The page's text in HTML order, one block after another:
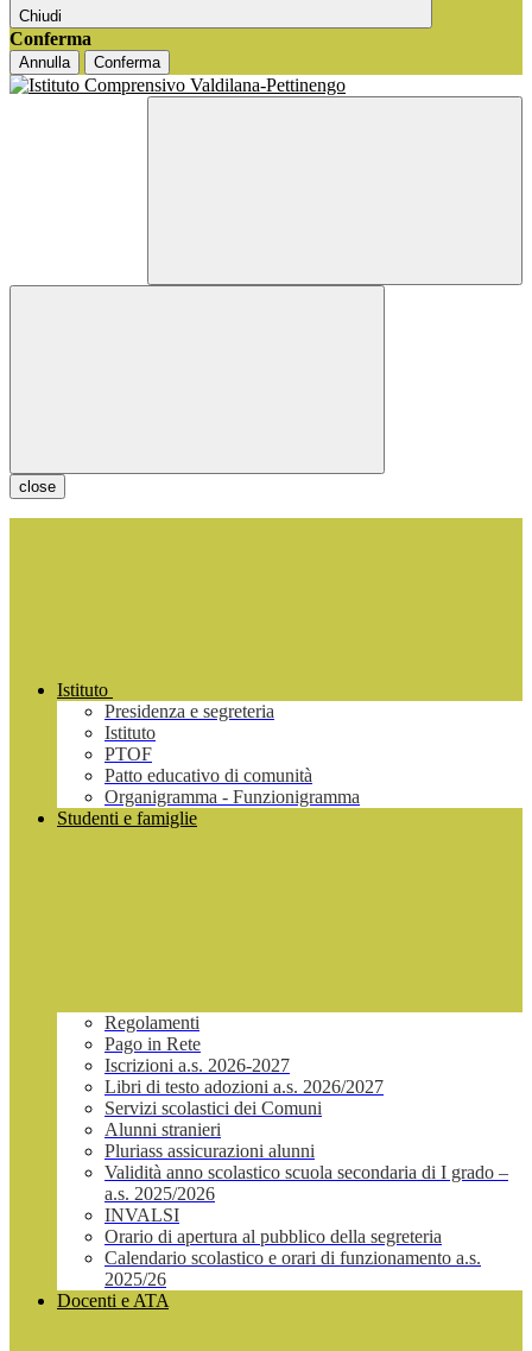
Chiudi
Conferma
Annulla Conferma
close
Istituto
Presidenza e segreteria
Istituto
PTOF
Patto educativo di comunità
Organigramma - Funzionigramma
Studenti e famiglie
Regolamenti
Pago in Rete
Iscrizioni a.s. 2026-2027
Libri di testo adozioni a.s. 2026/2027
Servizi scolastici dei Comuni
Alunni stranieri
Pluriass assicurazioni alunni
Validità anno scolastico scuola secondaria di I grado –
a.s. 2025/2026
INVALSI
Orario di apertura al pubblico della segreteria
Calendario scolastico e orari di funzionamento a.s.
2025/26
Docenti e ATA